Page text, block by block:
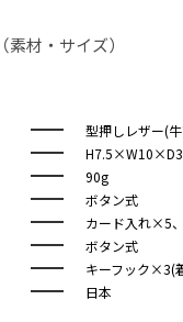
材・サイズ）
型押しレザー(
90g
ボタン式
カード入れ×5
ボタン式
キーフック×3(
日本